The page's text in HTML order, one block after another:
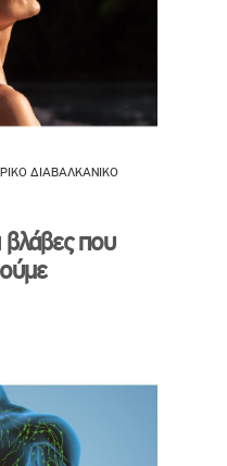
ΔΙΑΒΑΛΚΑΝΙΚΟ
βλάβες που